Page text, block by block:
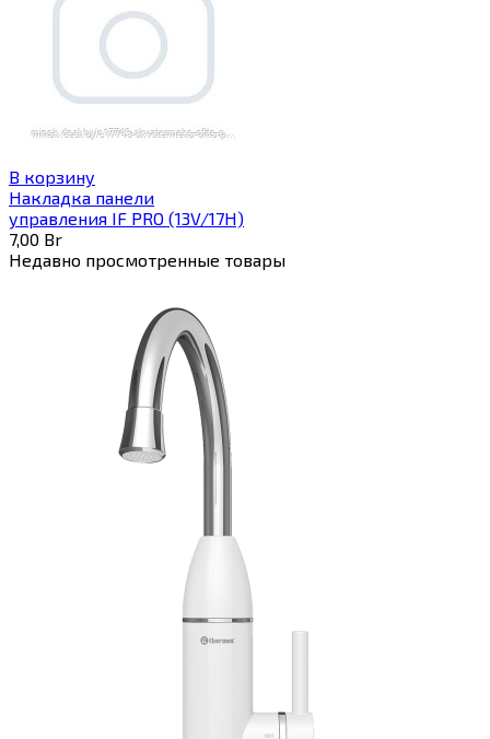
В корзину
Накладка панели
управления IF PRO (13V/17H)
7,00 Br
Недавно просмотренные товары